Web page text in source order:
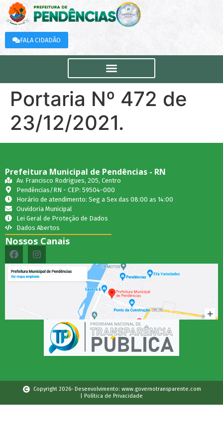
FALA CIDADÃO
Portaria Nº 472 de
23/12/2021.
Prefeitura Municipal de Pendências - RN
Av. Francisco Rodrigues, 205, Centro
Pendências/RN - CEP: 59504-000
Horário de atendimento: Seg a Sex das 08:00 as 14:00
Ouvidoria Municipal
Lei Geral de Proteção de Dados
Dados Abertos
Nossos Canais
Copyright 2026- Desenvolvimento: www.governotransparente.com
| Política de Privacidade